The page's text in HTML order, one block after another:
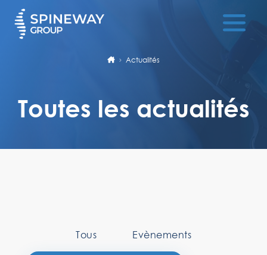
Actualités
Toutes les actualités
Tous Evènements